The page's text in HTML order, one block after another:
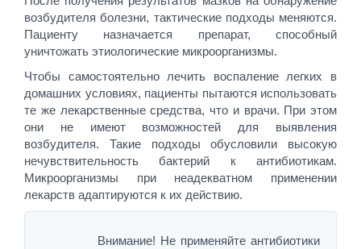
возбудителя болезни, тактические подходы меняются.
Пациенту назначается препарат, способный
уничтожать этиологические микроорганизмы.
Чтобы самостоятельно лечить воспаление легких в
домашних условиях, пациенты пытаются использовать
те же лекарственные средства, что и врачи. При этом
они не имеют возможностей для выявления
возбудителя. Такие подходы обусловили высокую
нечувствительность бактерий к антибиотикам.
Микроорганизмы при неадекватном применении
лекарств адаптируются к их действию.
Внимание! Не применяйте антибиотики